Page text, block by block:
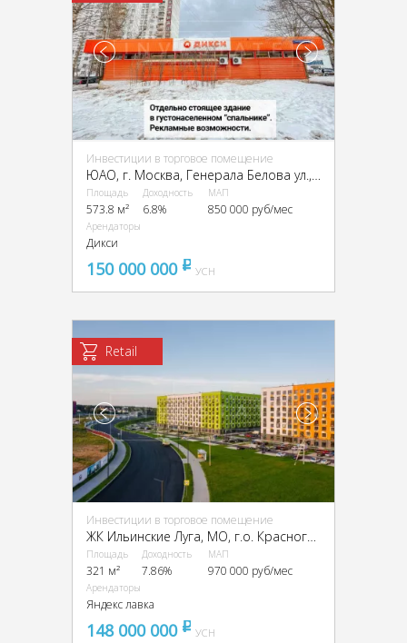
Инвестиции в торговое помещение
Площадь
573.8 м²
Доходность
6.8%
МАП
850 000 руб/мес
Арендаторы
Дикси
150 000 000 pуб
УСН
Retail
Инвестиции в торговое помещение
ЖК Ильинские Луга, МО, г.о. Красногорск., пос. Ильинское-Усово, Заповедная ул., 15
Площадь
321 м²
Доходность
7.86%
МАП
970 000 руб/мес
Арендаторы
Яндекс лавка
148 000 000 pуб
УСН